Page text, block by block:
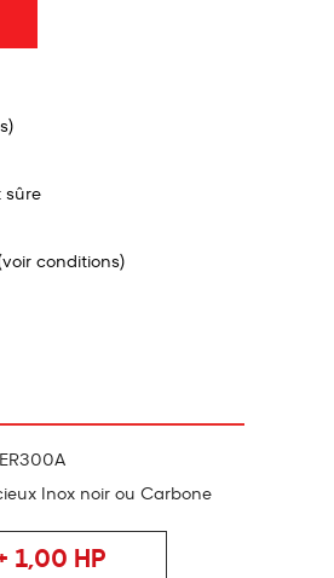
sûre
conditions)
Inox noir ou Carbone
1,00 HP